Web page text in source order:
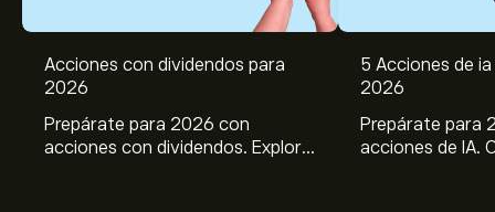
Acciones con dividendos para
2026
Prepárate para 2026 con
acciones con dividendos. Explora
5 Acciones de
2026
Prepárate para
acciones de IA.